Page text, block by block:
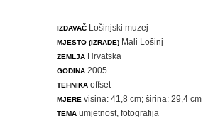
IZDAVAČ Lošinjski muzej
MJESTO (IZRADE) Mali Lošinj
ZEMLJA Hrvatska
GODINA 2005.
TEHNIKA offset
MJERE visina: 41,8 cm; širina: 29,4 cm
TEMA umjetnost ,fotografija